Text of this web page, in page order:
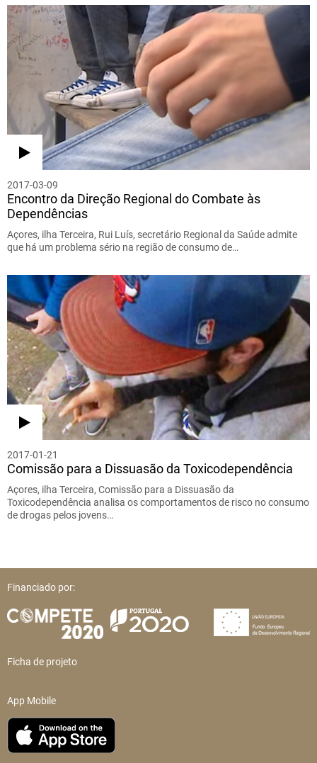
2017-03-09
Encontro da Direção Regional do Combate às
Dependências
Açores, ilha Terceira, Rui Luís, secretário Regional da Saúde admite
que há um problema sério na região de consumo de…
2017-01-21
Comissão para a Dissuasão da Toxicodependência
Açores, ilha Terceira, Comissão para a Dissuasão da
Toxicodependência analisa os comportamentos de risco no consumo
de drogas pelos jovens…
Financiado por:
Ficha de projeto
App Mobile